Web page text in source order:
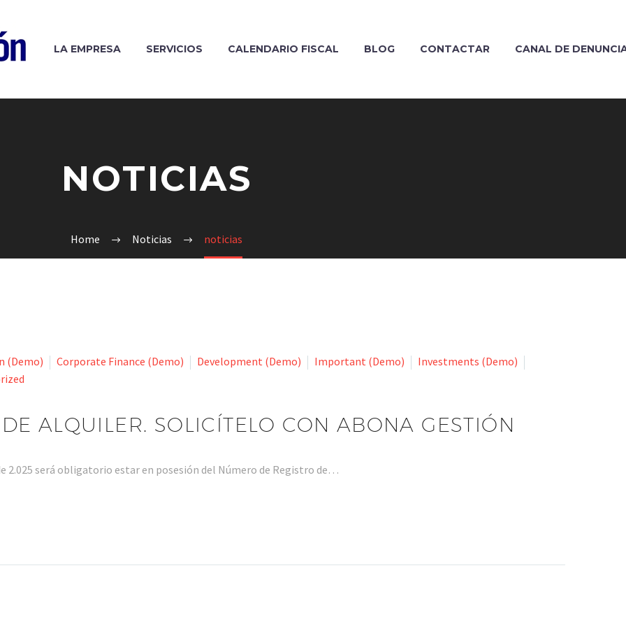
LA EMPRESA SERVICIOS CALENDARIO FISCAL BLOG CONTACTAR CANAL DE
NOTICIAS
Home Noticias noticias
(Demo) Corporate Finance (Demo) Development (Demo) Important (Demo)
Investments (Demo)
ALQUILER. SOLICÍTELO CON ABONA GESTIÓN
2.025 será obligatorio estar en posesión del Número de Registro de…